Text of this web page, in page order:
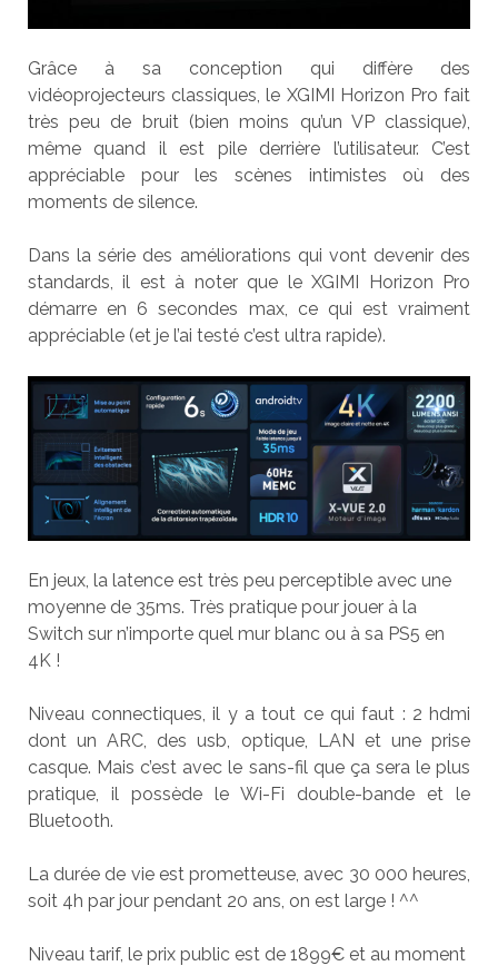
Grâce à sa conception qui diffère des
vidéoprojecteurs classiques, le XGIMI Horizon Pro fait
très peu de bruit (bien moins qu’un VP classique),
même quand il est pile derrière l’utilisateur. C’est
appréciable pour les scènes intimistes où des
moments de silence.
Dans la série des améliorations qui vont devenir des
standards, il est à noter que le XGIMI Horizon Pro
démarre en 6 secondes max, ce qui est vraiment
appréciable (et je l’ai testé c’est ultra rapide).
En jeux, la latence est très peu perceptible avec une
moyenne de 35ms. Très pratique pour jouer à la
Switch sur n’importe quel mur blanc ou à sa PS5 en
4K !
Niveau connectiques, il y a tout ce qui faut : 2 hdmi
dont un ARC, des usb, optique, LAN et une prise
casque. Mais c’est avec le sans-fil que ça sera le plus
pratique, il possède le Wi-Fi double-bande et le
Bluetooth.
La durée de vie est prometteuse, avec 30 000 heures,
soit 4h par jour pendant 20 ans, on est large ! ^^
Niveau tarif, le prix public est de 1899€ et au moment